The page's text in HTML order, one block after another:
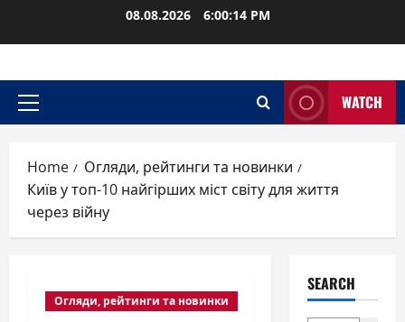
08.08.2026 6:00:15 PM
Primary
WATCH
Home
Огляди, рейтинги та новинки
Київ у топ-10 найгірших міст світу для життя
через війну
Огляди, рейтинги та новинки
SEARCH